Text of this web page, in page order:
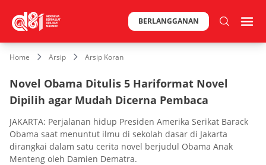
BERLANGGANAN
Home Arsip Arsip Koran
Novel Obama Ditulis 5 Hariformat Novel
Dipilih agar Mudah Dicerna Pembaca
JAKARTA: Perjalanan hidup Presiden Amerika Serikat Barack
Obama saat menuntut ilmu di sekolah dasar di Jakarta
dirangkai dalam satu cerita novel berjudul Obama Anak
Menteng oleh Damien Dematra.